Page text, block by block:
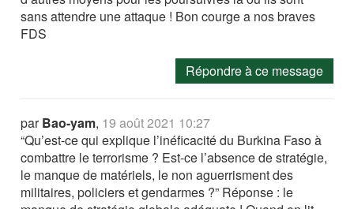
sans attendre une attaque ! Bon courge a nos braves
FDS
Répondre à ce message
parBao-yam, 19 août 2021 10:27
“Qu’est-ce qui explique l’inéficacité du Burkina Faso à
combattre le terrorisme ? Est-ce l’absence de stratégie,
le manque de matériels, le non aguerrisment des
militaires, policiers et gendarmes ?” Réponse : le